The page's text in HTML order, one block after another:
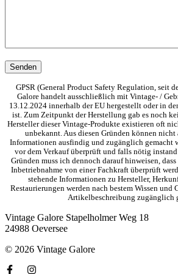
GPSR (General Product Safety Regulation, seit
Galore handelt ausschließlich mit Vintage- /
13.12.2024 innerhalb der EU hergestellt oder in
ist. Zum Zeitpunkt der Herstellung gab es noch
Hersteller dieser Vintage-Produkte existieren oft
unbekannt. Aus diesen Gründen können nicht
Informationen ausfindig und zugänglich gemacht
vor dem Verkauf überprüft und falls nötig
Gründen muss ich dennoch darauf hinweisen,
Inbetriebnahme von einer Fachkraft überprüft
stehende Informationen zu Hersteller,
Restaurierungen werden nach bestem Wissen und
Artikelbeschreibung zugänglich
Vintage Galore Stapelholmer Weg 18
24988 Oeversee
© 2026 Vintage Galore